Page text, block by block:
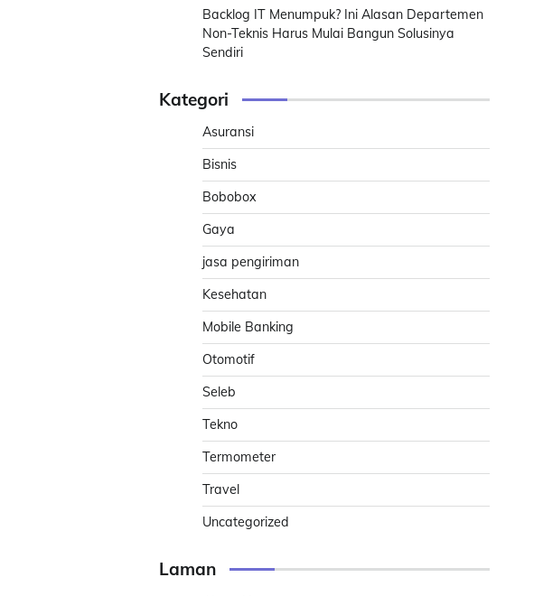
Backlog IT Menumpuk? Ini Alasan Departemen
Non-Teknis Harus Mulai Bangun Solusinya
Sendiri
Kategori
Asuransi
Bisnis
Bobobox
Gaya
jasa pengiriman
Kesehatan
Mobile Banking
Otomotif
Seleb
Tekno
Termometer
Travel
Uncategorized
Laman